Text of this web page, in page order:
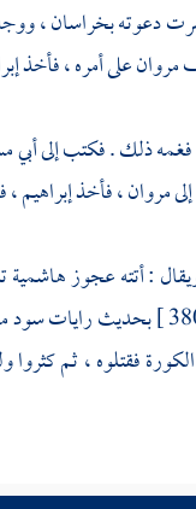
دعوتهبخراسان،
مروانعلى أمره ، فأخذ
فغمه ذلك . فكتب إلىأبي
مروان، فأخذإبراهيم،
: أتته عجوز هاشمية
بحديث رايات سود
فقتلوه ، ثم كثروا